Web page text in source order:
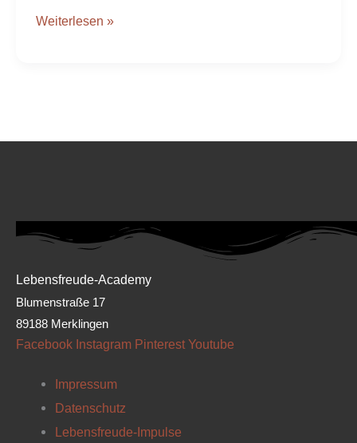
Weiterlesen »
Lebensfreude-Academy
Blumenstraße 17
89188 Merklingen
Facebook Instagram Pinterest Youtube
Impressum
Datenschutz
Lebensfreude-Impulse